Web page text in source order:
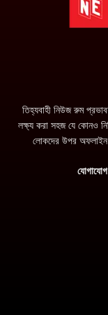
তিহ্যবাহী নিউজ রুম
লক্ষ্য করা সহজ যে কোনও
লোকদের উপর অফলাইন